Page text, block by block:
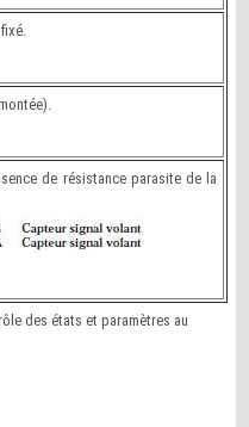
de résistance parasite de la
des états et paramètres au